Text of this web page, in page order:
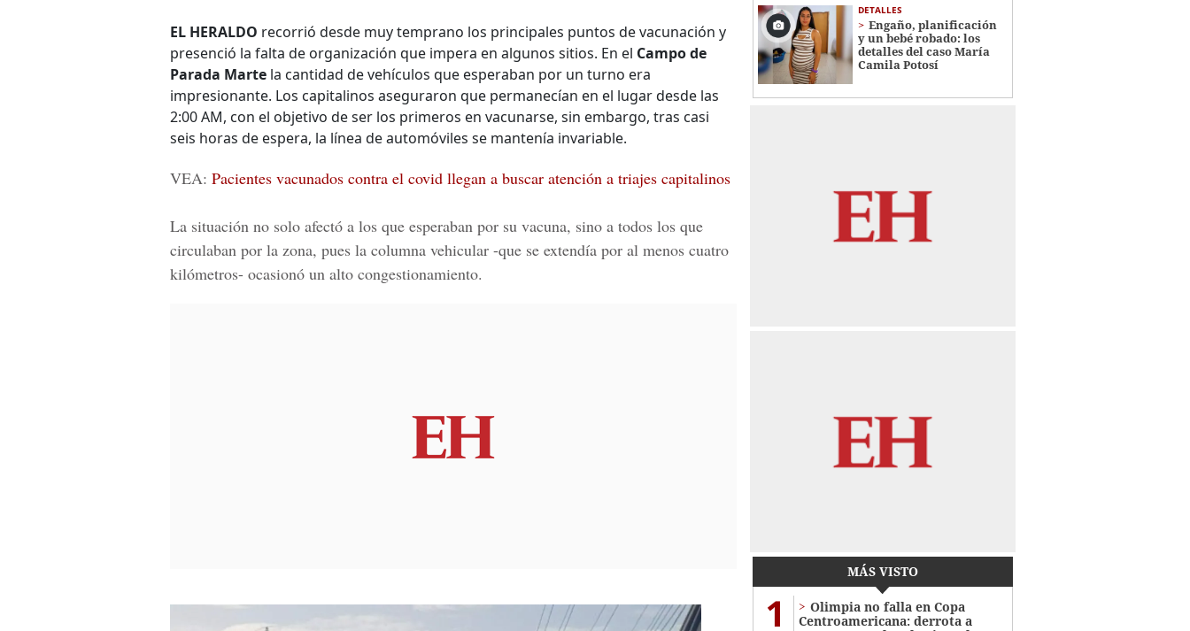
EL HERALDO recorrió desde muy temprano los principales puntos de vacunación y
presenció la falta de organización que impera en algunos sitios. En el Campo de
Parada Marte la cantidad de vehículos que esperaban por un turno era
impresionante. Los capitalinos aseguraron que permanecían en el lugar desde las
2:00 AM, con el objetivo de ser los primeros en vacunarse, sin embargo, tras casi
seis horas de espera, la línea de automóviles se mantenía invariable.
VEA: Pacientes vacunados contra el covid llegan a buscar atención a triajes capitalinos
La situación no solo afectó a los que esperaban por su vacuna, sino a todos los que
circulaban por la zona, pues la columna vehicular -que se extendía por al menos cuatro
kilómetros- ocasionó un alto congestionamiento.
DETALLES
Engaño, planificación
y un bebé robado: los
detalles del caso María
Camila Potosí
MÁS VISTO
1
Olimpia no falla en Copa
Centroamericana: derrota a